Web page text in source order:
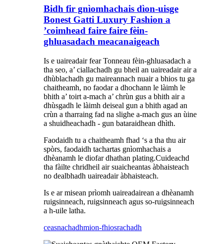
Bidh fir gnìomhachais dìon-uisge
Bonest Gatti Luxury Fashion a
’coimhead faire faire fèin-
ghluasadach meacanaigeach
Is e uaireadair fear Tonneau fèin-ghluasadach a
tha seo, a’ ciallachadh gu bheil an uaireadair air a
dhùblachadh gu maireannach nuair a bhios tu ga
chaitheamh, no faodar a dhochann le làimh le
bhith a’ toirt a-mach a’ chrùn gus a bhith air a
dhùsgadh le làimh deiseal gun a bhith agad an
crùn a tharraing fad na slighe a-mach gus an ùine
a shuidheachadh - gun bataraidhean dhìth.
Faodaidh tu a chaitheamh fhad ‘s a tha thu air
spòrs, faodaidh tachartas gnìomhachais a
dhèanamh le diofar dhathan plating.Cuideachd
tha fàilte chridheil air suaicheantas àbhaisteach
no dealbhadh uaireadair àbhaisteach.
Is e ar misean prìomh uaireadairean a dhèanamh
ruigsinneach, ruigsinneach agus so-ruigsinneach
a h-uile latha.
ceasnachadhmion-fhiosrachadh